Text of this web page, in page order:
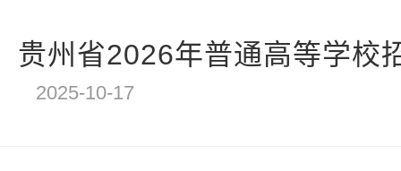
贵州省2026年普通高等学校
2025-10-17